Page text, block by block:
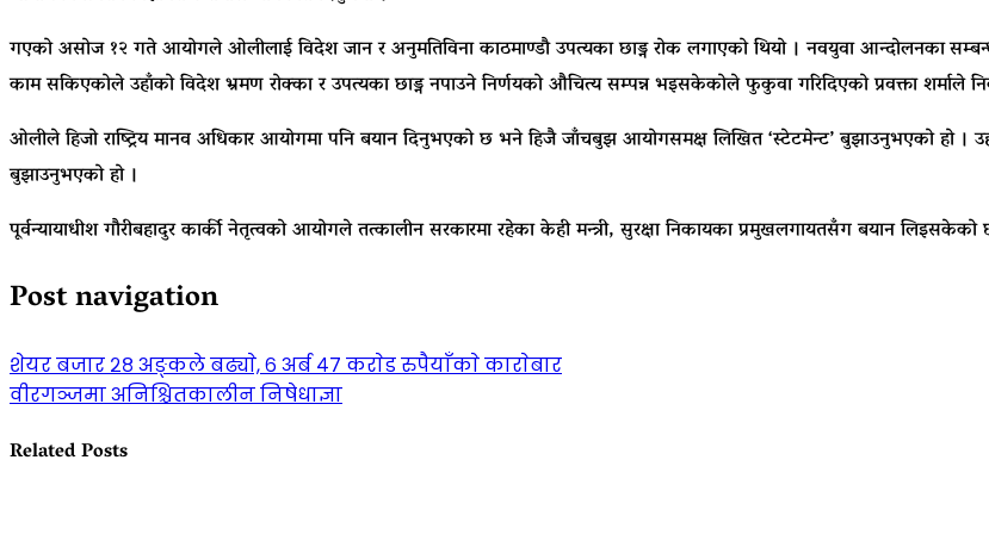
गएको असोज १२ गते आयोगले ओलीलाई विदेश जान र अनुमतिविना काठमाण्डाै उपत्यका छाड्न रोक लगाएको थियो । नवयुवा आन्दोलनका
काम सकिएकोले उहाँको विदेश भ्रमण रोक्का र उपत्यका छाड्न नपाउने निर्णयको औचित्य सम्पन्न भइसकेकोले फुकुवा गरिदिएको प्रवक्ता शर्माले
ओलीले हिजो राष्ट्रिय मानव अधिकार आयोगमा पनि बयान दिनुभएको छ भने हिजै जाँचबुझ आयोगसमक्ष लिखित ‘स्टेटमेन्ट’ बुझाउनुभएको हो
बुझाउनुभएको हो ।
पूर्वन्यायाधीश गौरीबहादुर कार्की नेतृत्वको आयोगले तत्कालीन सरकारमा रहेका केही मन्त्री, सुरक्षा निकायका प्रमुखलगायतसँग बयान लिइसकेको
Post navigation
शेयर बजार २८ अङ्कले बढ्याे, ६ अर्ब ४७ कराेड रुपैयाँकाे काराेबार
वीरगञ्जमा अनिश्चितकालीन निषेधाज्ञा
Related Posts